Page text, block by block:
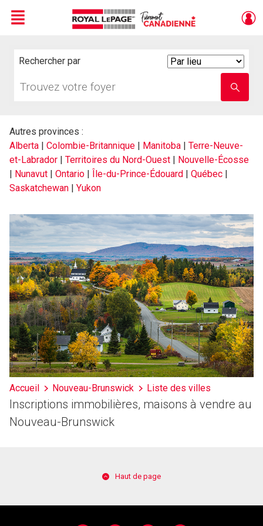
Menu
Rechercher par
votre
nom
Autres provinces :
Alberta | Colombie-Britannique | Manitoba | Terre-Neuve-
et-Labrador | Territoires du Nord-Ouest | Nouvelle-Écosse
| Nunavut | Ontario | Île-du-Prince-Édouard | Québec |
Saskatchewan | Yukon
Accueil Nouveau-Brunswick Liste des villes
Inscriptions immobilières, maisons à vendre au
Nouveau-Brunswick
Haut de page